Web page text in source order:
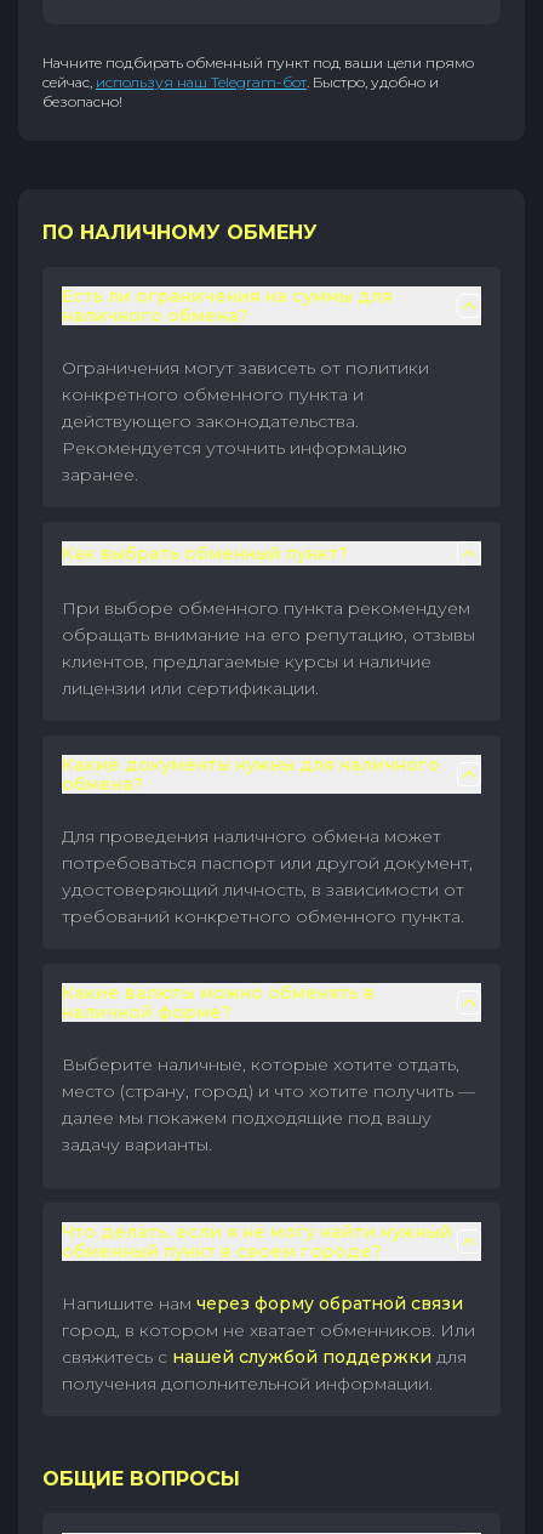
Начните подбирать обменный пункт под ваши цели прямо
сейчас, используя наш Telegram-бот. Быстро, удобно и
безопасно!
ПО НАЛИЧНОМУ ОБМЕНУ
Есть ли ограничения на суммы для
наличного обмена?
Ограничения могут зависеть от политики
конкретного обменного пункта и
действующего законодательства.
Рекомендуется уточнить информацию
заранее.
Как выбрать обменный пункт?
При выборе обменного пункта рекомендуем
обращать внимание на его репутацию, отзывы
клиентов, предлагаемые курсы и наличие
лицензии или сертификации.
Какие документы нужны для наличного
обмена?
Для проведения наличного обмена может
потребоваться паспорт или другой документ,
удостоверяющий личность, в зависимости от
требований конкретного обменного пункта.
Какие валюты можно обменять в
наличной форме?
Выберите наличные, которые хотите отдать,
место (страну, город) и что хотите получить —
далее мы покажем подходящие под вашу
задачу варианты.
Что делать, если я не могу найти нужный
обменный пункт в своем городе?
Напишите нам через форму обратной связи
город, в котором не хватает обменников. Или
свяжитесь с нашей службой поддержки для
получения дополнительной информации.
ОБЩИЕ ВОПРОСЫ